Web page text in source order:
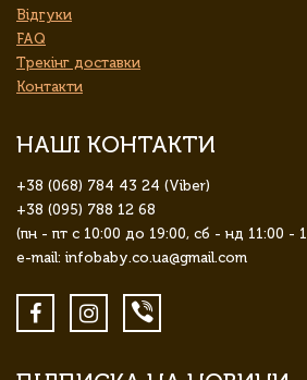
Відгуки
FAQ
Трекінг доставки
Контакти
НАШІ КОНТАКТИ
+38 (068) 784 43 24 (Viber)
+38 (095) 788 12 68
(пн - пт с 10:00 до 19:00, сб - нд 11:00 -
e-mail: infobaby.co.ua@gmail.com